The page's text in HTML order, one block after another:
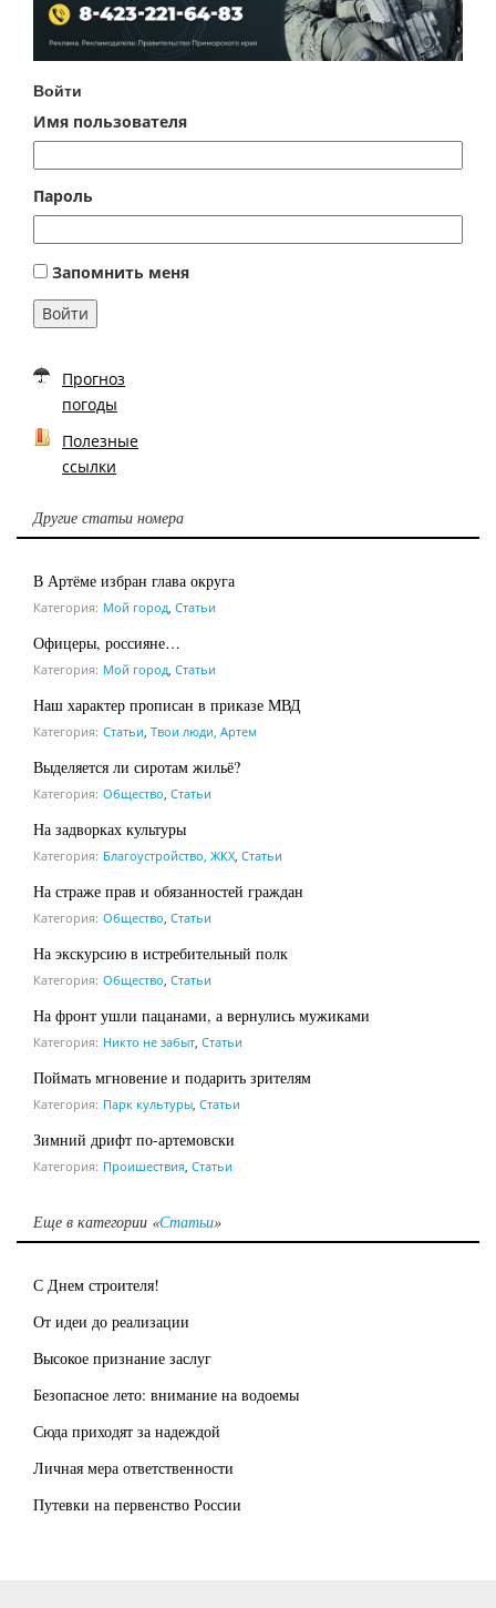
Войти
Имя пользователя
Пароль
Запомнить меня
Войти
Прогноз
погоды
Полезные
ссылки
Другие статьи номера
В Артёме избран глава округа
Категория: Мой город, Статьи
Офицеры, россияне…
Категория: Мой город, Статьи
Наш характер прописан в приказе МВД
Категория: Статьи, Твои люди, Артем
Выделяется ли сиротам жильё?
Категория: Общество, Статьи
На задворках культуры
Категория: Благоустройство, ЖКХ, Статьи
На страже прав и обязанностей граждан
Категория: Общество, Статьи
На экскурсию в истребительный полк
Категория: Общество, Статьи
На фронт ушли пацанами, а вернулись мужиками
Категория: Никто не забыт, Статьи
Поймать мгновение и подарить зрителям
Категория: Парк культуры, Статьи
Зимний дрифт по-артемовски
Категория: Проишествия, Статьи
Еще в категории «Статьи»
С Днем строителя!
От идеи до реализации
Высокое признание заслуг
Безопасное лето: внимание на водоемы
Сюда приходят за надеждой
Личная мера ответственности
Путевки на первенство России